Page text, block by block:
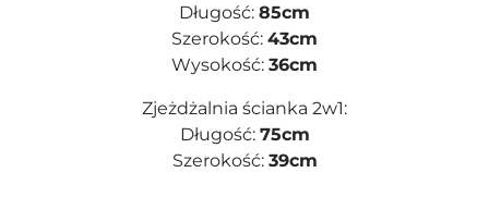
Długość: 85cm
Szerokość: 43cm
Wysokość: 36cm
Zjeżdżalnia ścianka 2w1:
Długość: 75cm
Szerokość: 39cm